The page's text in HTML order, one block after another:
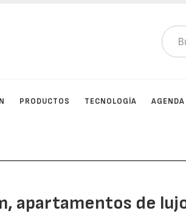
PRODUCTOS TECNOLOGÍA AGENDA
apartamentos de